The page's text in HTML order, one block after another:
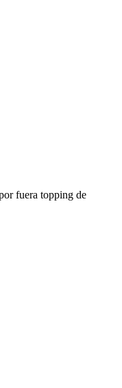
fuera topping de